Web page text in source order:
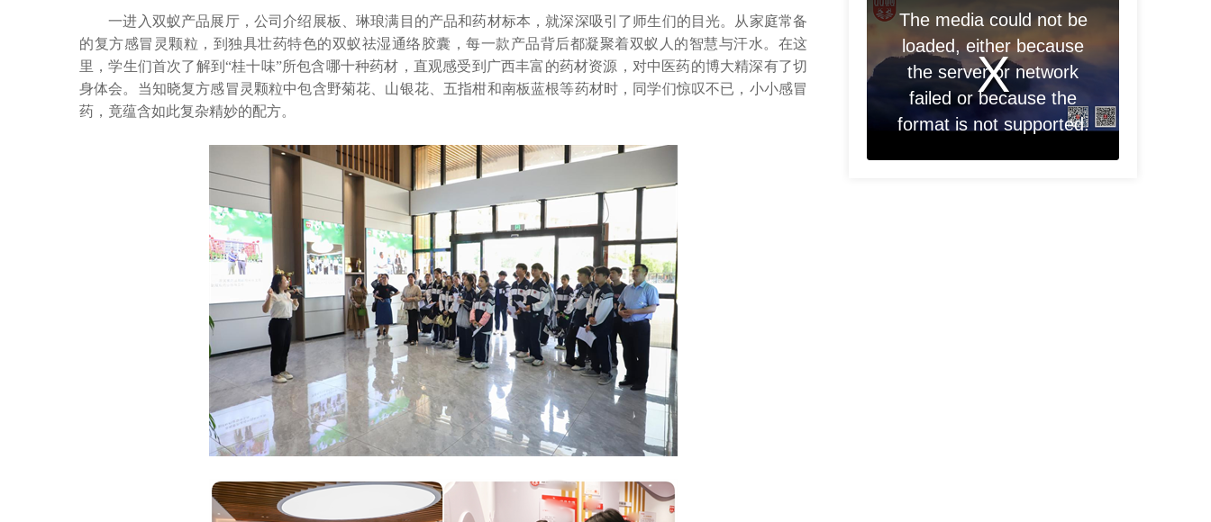
一进入双蚁产品展厅，公司介绍展板、琳琅满目的产品和药材标本，就深深吸引了师生们的目光。从家庭常备
的复方感冒灵颗粒，到独具壮药特色的双蚁祛湿通络胶囊，每一款产品背后都凝聚着双蚁人的智慧与汗水。在这
里，学生们首次了解到“桂十味”所包含哪十种药材，直观感受到广西丰富的药材资源，对中医药的博大精深有了切
身体会。当知晓复方感冒灵颗粒中包含野菊花、山银花、五指柑和南板蓝根等药材时，同学们惊叹不已，小小感冒
药，竟蕴含如此复杂精妙的配方。
The media could not be
loaded, either because
the server or network
failed or because the
format is not supported.